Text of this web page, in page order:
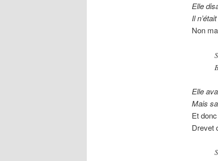
Elle
Il
Non
Elle
Mais
Et
Drevet